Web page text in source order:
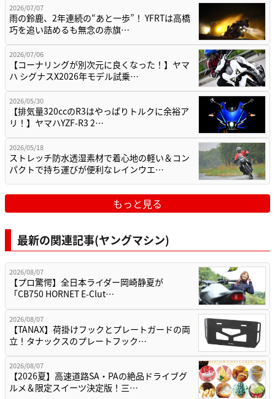
2026/07/07
雨の鈴鹿、2年連続の“あと一歩”！ YFRTは高橋
巧を追い詰めるも無念の赤旗…
2026/07/06
【コーナリングが別次元に良くなった！】ヤマ
ハ シグナスX2026年モデル試乗…
2026/05/30
【排気量320ccのR3はやっぱりトルクに余裕ア
リ！】ヤマハYZF-R3 2…
2026/05/18
ストレッチ防水透湿素材で着心地の軽い＆コン
パクトで持ち運びが便利なレインウエ…
もっと見る
最新の関連記事(ヤングマシン)
2026/08/07
【プロ驚愕】全日本ライダー岡崎静夏が
「CB750 HORNET E-Clut…
2026/08/07
【TANAX】荷掛けフックとプレートガードの両
立！タナックスのプレートフック…
2026/08/07
【2026夏】高速道路SA・PAの絶品ドライブグ
ルメ＆限定スイーツ決定版！三…